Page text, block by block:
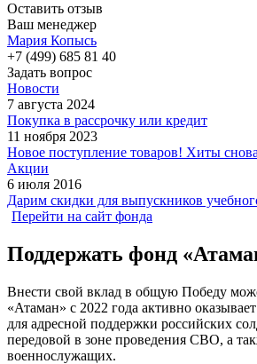
Оставить отзыв
Ваш менеджер
Мария Копысь
+7 (499) 685 81 40
Задать вопрос
Новости
7 августа 2024
Покупка в рассрочку или кредит
11 ноября 2023
Новое поступление товаров! Хиты
Акции
6 июля 2016
Дарим скидки для выпускников
Перейти на сайт фонда
Поддержать фонд
Внести свой вклад в общую Победу
«Атаман» с 2022 года активно
для адресной поддержки российских
передовой в зоне проведения СВО, а
военнослужащих.